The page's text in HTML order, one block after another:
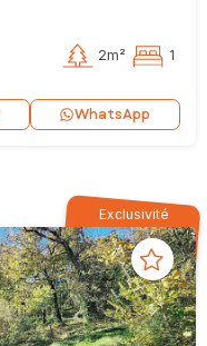
2m² 1
WhatsApp
Exclusivité